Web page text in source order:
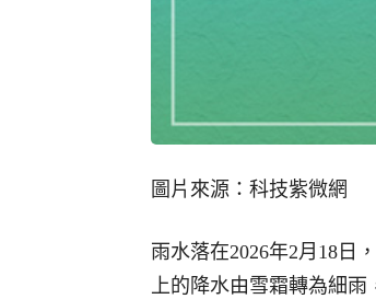
圖片來源：科技紫微網
雨水落在2026年2月18日
上的降水由雪霜轉為細